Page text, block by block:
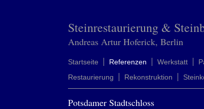
Steinrestaurierung &
Andreas Artur Hoferick, Berlin
Startseite Referenzen Werkstatt
Restaurierung
Rekonstruktion
Potsdamer Stadtschloss